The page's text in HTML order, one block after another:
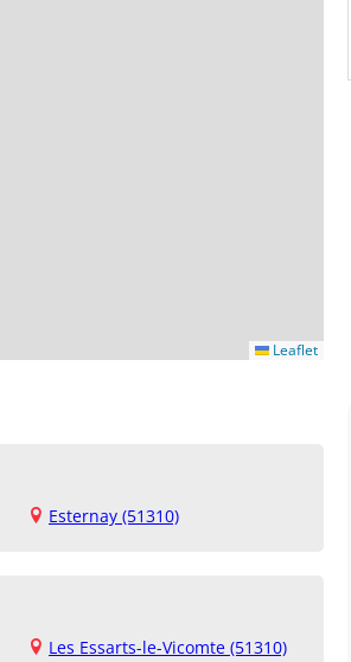
Leaflet
Esternay (51310)
Les Essarts-le-Vicomte (51310)